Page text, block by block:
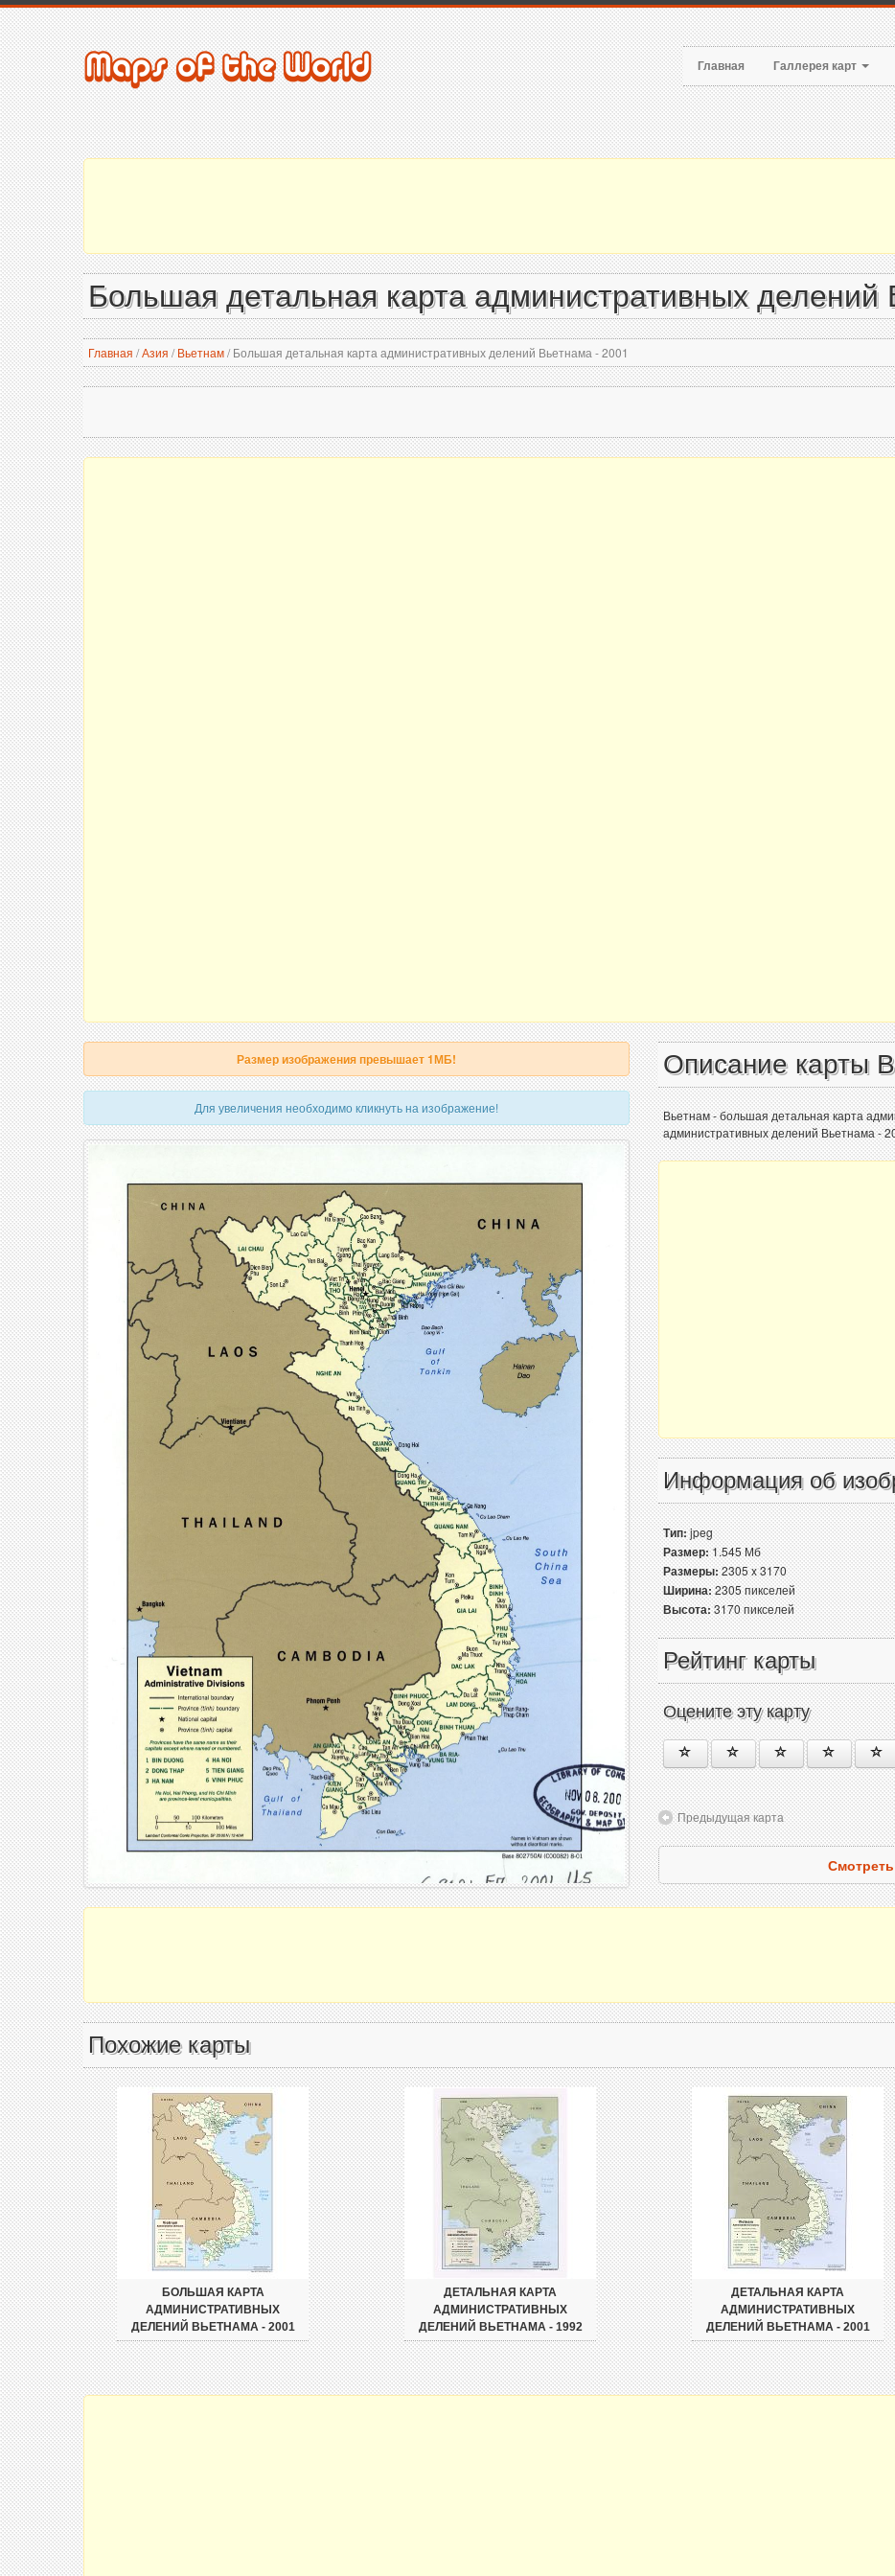
Главная Галлерея карт
Большая детальная карта административных делений
Главная /Азия / Вьетнам/Большая детальная карта административных делений Вьетнама - 2001
Размер изображения превышает 1МБ!
Для увеличения необходимо кликнуть на изображение!
Описание карты
Вьетнам - большая детальная карта
административных делений Вьетнама -
Информация об
Тип:jpeg
Размер:1.545 Мб
Размеры:2305 x 3170
Ширина:2305 пикселей
Высота:3170 пикселей
Рейтинг карты
Оцените эту карту
Предыдущая карта
Похожие карты
БОЛЬШАЯ КАРТА
АДМИНИСТРАТИВНЫХ
ДЕЛЕНИЙ ВЬЕТНАМА - 2001
ДЕТАЛЬНАЯ КАРТА
АДМИНИСТРАТИВНЫХ
ДЕЛЕНИЙ ВЬЕТНАМА - 1992
ДЕТАЛЬНАЯ КАРТА
АДМИНИСТРАТИВНЫХ
ДЕЛЕНИЙ ВЬЕТНАМА - 2001